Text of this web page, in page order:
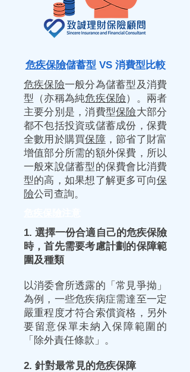
危疾保險儲蓄型 VS 消費型比較
危疾保險一般分為儲蓄型及消費
型（亦稱為純危疾保險）。兩者
主要分別是，消費型保險大部分
都不包括投資或儲蓄成份，保費
全數用於購買保障，節省了財富
增值部分所需的額外保費，所以
一般來說儲蓄型的保費會比消費
型的高，如果想了解更多可向保
險公司查詢。
1. 選擇一份合適自己的危疾保險
時，首先需要考慮計劃的保障範
圍及種類
以消委會所透露的「常見爭拗」
為例，一些危疾病症需達至一定
嚴重程度才符合索償資格，另外
要留意保單未納入保障範圍的
「除外責任條款」。
2. 針對最常見的危疾保障